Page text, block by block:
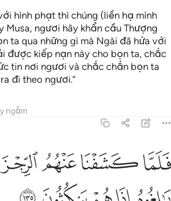
hình phạt thì chúng (liền hạ mình
Musa, ngươi hãy khẩn cầu Thượng
ta qua những gì mà Ngài đã hứa với
được kiếp nạn này cho bọn ta, chắc
tin nơi ngươi và chắc chắn bọn ta
đi theo ngươi.”
ngẫm
فلما كشفنا عنهم الرجز الى اجل هم بالغوه اذا هم
فَلَمَّا كَشَفْنَا عَنْهُمُ ٱلرِّجْزَ إِلَىٰٓ أَجَلٍ هُم بَـٰلِغُوهُ إِذَا
ﲍﲎﲏﲐ